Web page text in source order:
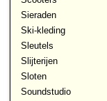
Sieraden
Ski-kleding
Sleutels
Slijterijen
Sloten
Soundstudio